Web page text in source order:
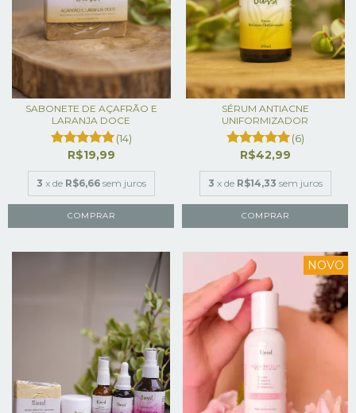
SABONETE DE AÇAFRÃO E
LARANJA DOCE
(14)
R$19,99
3 x de R$6,66 sem juros
SÉRUM ANTIACNE
UNIFORMIZADOR
(6)
R$42,99
3 x de R$14,33 sem juros
NOVO